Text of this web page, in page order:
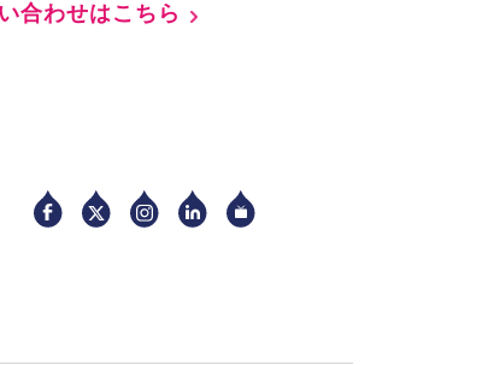
合わせはこちら